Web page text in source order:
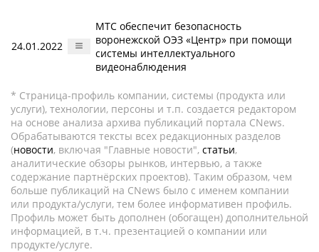
24.01.2022
МТС обеспечит безопасность
воронежской ОЭЗ «Центр» при помощи
системы интеллектуального
видеонаблюдения
* Страница-профиль компании, системы (продукта или
услуги), технологии, персоны и т.п. создается редактором
на основе анализа архива публикаций портала CNews.
Обрабатываются тексты всех редакционных разделов
(новости, включая "Главные новости", статьи,
аналитические обзоры рынков, интервью, а также
содержание партнёрских проектов). Таким образом, чем
больше публикаций на CNews было с именем компании
или продукта/услуги, тем более информативен профиль.
Профиль может быть дополнен (обогащен) дополнительной
информацией, в т.ч. презентацией о компании или
продукте/услуге.